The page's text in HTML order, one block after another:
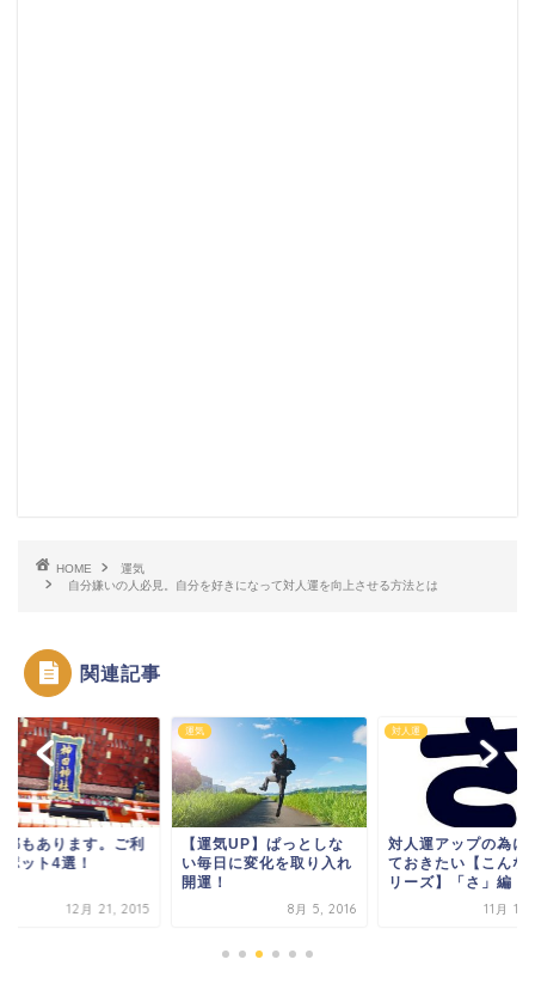
HOME
運気
自分嫌いの人必見。自分を好きになって対人運を向上させる方法とは
関連記事
都もあります。ご利
ポット4選！
12月 21, 2015
運気
【運気UP】ぱっとしな
い毎日に変化を取り入れ
開運！
8月 5, 2016
対人運
対人運アップの為に
ておきたい【こんな
リーズ】「さ」編
11月 17,